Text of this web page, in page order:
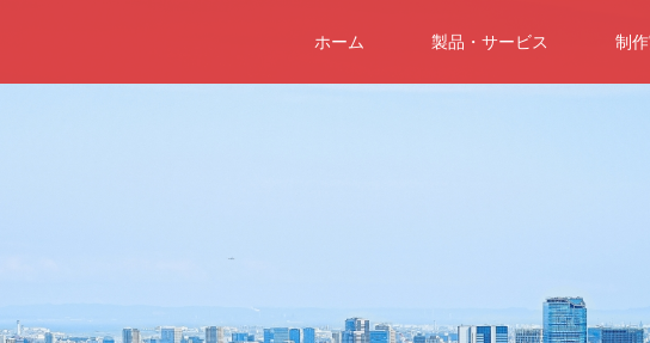
ホーム 製品・サービス 制